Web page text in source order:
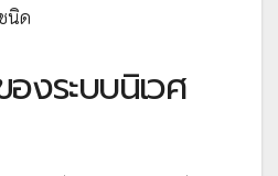
นิด
งระบบนิเวศ